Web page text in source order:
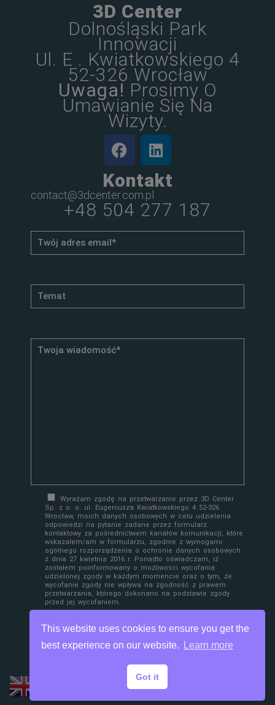
This website uses cookies to ensure you get the
best experience on our website.
Learn more
Got it
3D Center
Dolnośląski Park
Innowacji
Ul. E . Kwiatkowskiego 4
52-326 Wrocław
Uwaga! Prosimy O
Umawianie Się Na
Wizyty.
Kontakt
contact@3dcenter.com.pl
+48 504 277 187
Wyrażam zgodę na przetwarzanie przez 3D Center
Sp. z o. o. ul. Eugeniusza Kwiatkowskiego 4 52-326
Wrocław, moich danych osobowych w celu udzielenia
odpowiedzi na pytanie zadane przez formularz
kontaktowy za pośrednictwem kanałów komunikacji, które
wskazałem/am w formularzu, zgodnie z wymogami
ogólnego rozporządzenia o ochronie danych osobowych
z dnia 27 kwietnia 2016 r. Ponadto oświadczam, iż
zostałem poinformowany o możliwości wycofania
udzielonej zgody w każdym momencie oraz o tym, że
wycofanie zgody nie wpływa na zgodność z prawem
przetwarzania, którego dokonano na podstawie zgody
przed jej wycofaniem.